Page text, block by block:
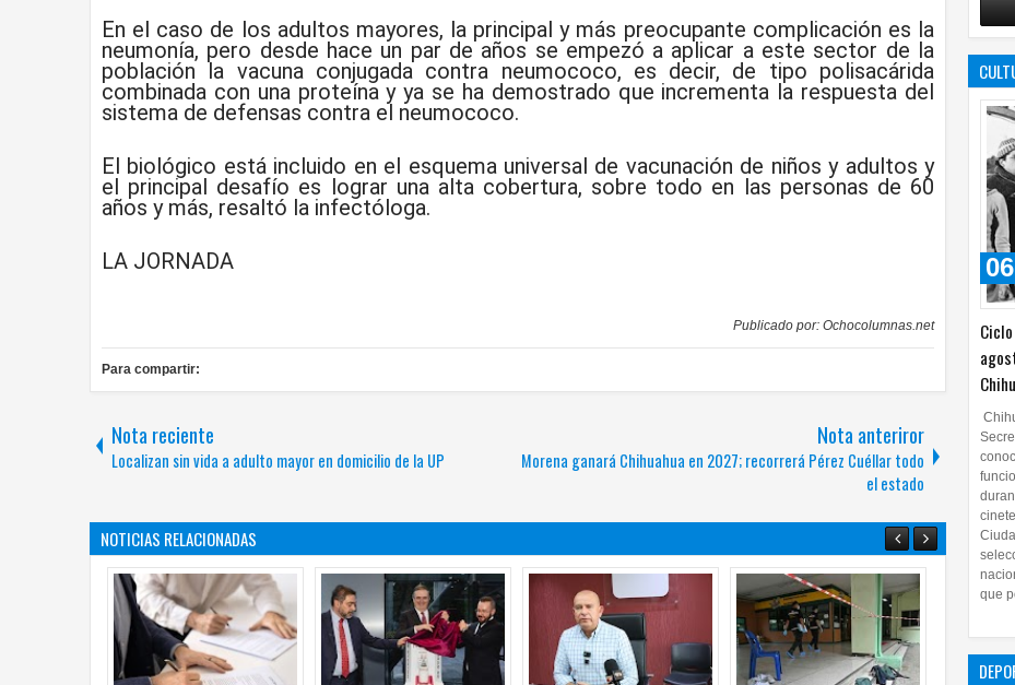
En el caso de los adultos mayores, la principal y más preocupante complicación es la
neumonía, pero desde hace un par de años se empezó a aplicar a este sector de la
población la vacuna conjugada contra neumococo, es decir, de tipo polisacárida
combinada con una proteína y ya se ha demostrado que incrementa la respuesta del
sistema de defensas contra el neumococo.
El biológico está incluido en el esquema universal de vacunación de niños y adultos y
el principal desafío es lograr una alta cobertura, sobre todo en las personas de 60
años y más, resaltó la infectóloga.
LA JORNADA
Publicado por: Ochocolumnas.net
Para compartir:
Nota reciente
Localizan sin vida a adulto mayor en domicilio de la UP
Nota anteriror
Morena ganará Chihuahua en 2027; recorrerá Pérez Cuéllar todo
el estado
NOTICIAS RELACIONADAS
06
que